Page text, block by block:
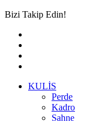
Bizi Takip Edin!
KULİS
Perde
Kadro
Sahne